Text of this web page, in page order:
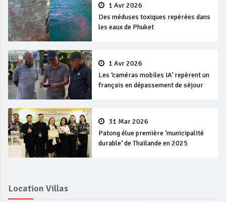
1 Avr 2026
Des méduses toxiques repérées dans
les eaux de Phuket
1 Avr 2026
Les ‘caméras mobiles IA’ repèrent un
français en dépassement de séjour
31 Mar 2026
Patong élue première ‘municipalité
durable’ de Thaïlande en 2025
Location Villas